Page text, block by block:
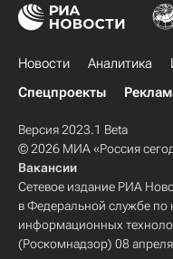
Новости Аналитика
Спецпроекты
Версия 2023.1 Beta
© 2026 МИА «Россия
Вакансии
Сетевое издание РИА
в Федеральной службе по
информационных
(Роскомнадзор) 08